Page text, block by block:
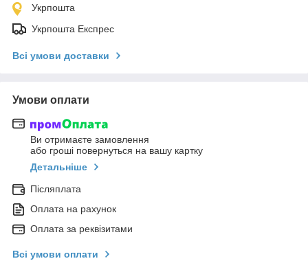
Укрпошта
Укрпошта Експрес
Всі умови доставки
Умови оплати
Ви отримаєте замовлення
або гроші повернуться на вашу картку
Детальніше
Післяплата
Оплата на рахунок
Оплата за реквізитами
Всі умови оплати